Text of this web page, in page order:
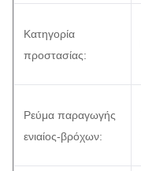
Κατηγορία
προστασίας:
Ρεύμα παραγωγής
ενιαίος-βρόχων: